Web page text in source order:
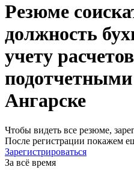
Резюме
должность
учету
Ангарске
Чтобы видеть все резюме,
После регистрации покажем
Зарегистрироваться
За всё время